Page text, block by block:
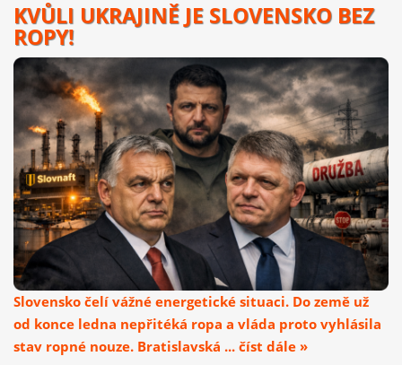
KVŮLI UKRAJINĚ JE SLOVENSKO BEZ
ROPY!
Slovensko čelí vážné energetické situaci. Do země už
od konce ledna nepřitéká ropa a vláda proto vyhlásila
stav ropné nouze. Bratislavská ... číst dále »